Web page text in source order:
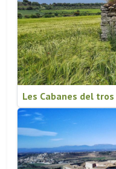
Les Cabanes del tros